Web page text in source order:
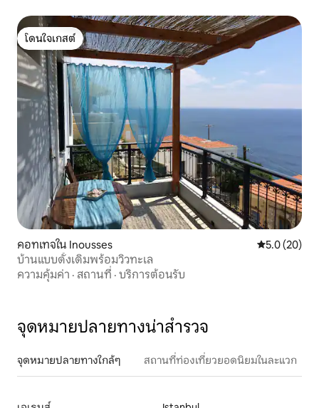
โดนใจเกสต์
โดนใจเกสต์
คอทเทจใน Inousses คะแนนเฉลี่ย
5.0 (20)
บ้านแบบดั้งเดิมพร้อมวิวทะเล
ความคุ้มค่า · สถานที่ · บริการต้อนรับ
จุดหมายปลายทางน่าสำรวจ
จุดหมายปลายทางใกล้ๆ สถานที่ท่องเที่ยวยอดนิยมในละแวก